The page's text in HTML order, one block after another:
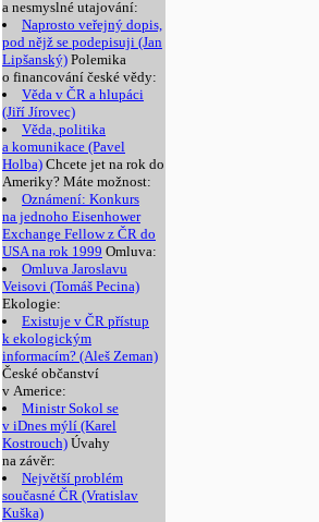
a nesmyslné utajování:
Naprosto veřejný dopis,
pod nějž se podepisuji (Jan
Lipšanský) Polemika
o financování české vědy:
Věda v ČR a hlupáci
(Jiří Jírovec)
Věda, politika
a komunikace (Pavel
Holba) Chcete jet na rok do
Ameriky? Máte možnost:
Oznámení: Konkurs
na jednoho Eisenhower
Exchange Fellow z ČR do
USA na rok 1999 Omluva:
Omluva Jaroslavu
Veisovi (Tomáš Pecina)
Ekologie:
Existuje v ČR přístup
k ekologickým
informacím? (Aleš Zeman)
České občanství
v Americe:
Ministr Sokol se
v iDnes mýlí (Karel
Kostrouch) Úvahy
na závěr:
Největší problém
současné ČR (Vratislav
Kuška)